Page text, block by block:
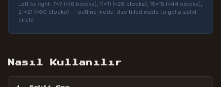
Left to right: 7×7 (≈16 blocks), 11×11 (≈28 blocks), 15×15 (≈44 blocks),
21×21 (≈60 blocks) — outline mode. Use filled mode to get a solid
circle.
Nasıl Kullanılır